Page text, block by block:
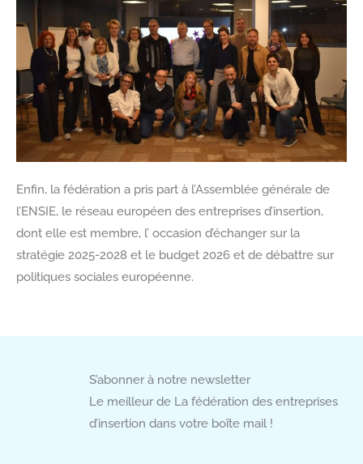
Enfin, la fédération a pris part à l’Assemblée générale de
l’ENSIE, le réseau européen des entreprises d’insertion,
dont elle est membre, l’ occasion d’échanger sur la
stratégie 2025-2028 et le budget 2026 et de débattre sur
politiques sociales européenne.
S’abonner à notre newsletter
Le meilleur de La fédération des entreprises
d’insertion dans votre boîte mail !